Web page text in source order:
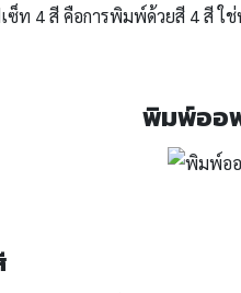
ท 4 สี คือการพิมพ์ด้วยสี 4 สี ใ
พิมพ์ออ